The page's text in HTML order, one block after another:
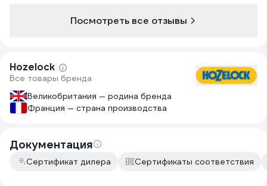
Посмотреть все отзывы
Hozelock
Все товары бренда
Великобритания — родина бренда
Франция — страна производства
Документация
Сертификат дилера Сертификаты соответствия